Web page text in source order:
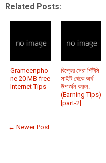
Related Posts:
Grameenpho
ne 20 MB free
Internet Tips
বিশ্বের সেরা পিটিসি
সাইট থেকে অর্থ
উপার্জন করুন.
(Earning Tips)
[part-2]
← Newer Post